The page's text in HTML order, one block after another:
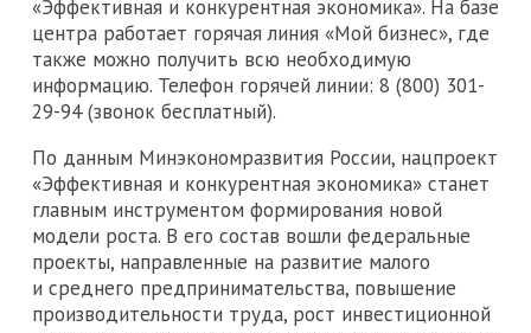
«Эффективная и конкурентная экономика». На базе
центра работает горячая линия «Мой бизнес», где
также можно получить всю необходимую
информацию. Телефон горячей линии: 8 (800) 301-
29-94 (звонок бесплатный).
По данным Минэкономразвития России, нацпроект
«Эффективная и конкурентная экономика» станет
главным инструментом формирования новой
модели роста. В его состав вошли федеральные
проекты, направленные на развитие малого
и среднего предпринимательства, повышение
производительности труда, рост инвестиционной